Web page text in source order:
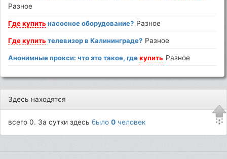
Разное
Где купить насосное оборудование? Разное
Где купить телевизор в Калининграде? Разное
Анонимные прокси: что это такое, гдекупить Разное
Здесь находятся
всего 0. За сутки здесьбыло0 человек